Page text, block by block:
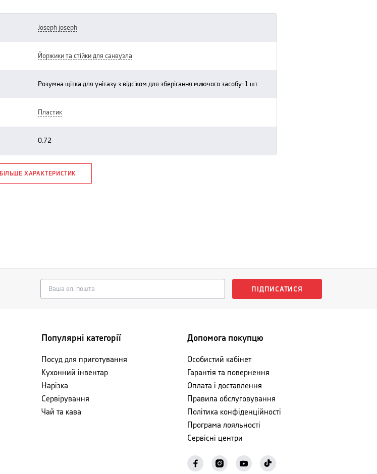
joseph joseph
йоржики та стійки для санвузла
розумна щітка для унітазу з відсіком для зберігання миючого засобу-1 шт
пластик
0.72
БІЛЬШЕ ХАРАКТЕРИСТИК
ПІДПИСАТИСЯ
Популярні категорії
Посуд для приготування
Кухонний інвентар
Нарізка
Сервірування
Чай та кава
Допомога покупцю
Особистий кабінет
Гарантія та повернення
Оплата і доставлення
Правила обслуговування
Політика конфіденційності
Програма лояльності
Сервісні центри